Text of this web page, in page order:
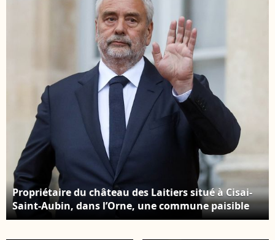
France. Le 8 juin 2024
© Jacovides-Moreau /
de "Dracula (Dracula -
L'Amore Perduto)" lors
de la 20ème édition du
festival du film de
Rome à l'Auditorium
Parco Della Musica. ( ©
PacificPressAgency /
Bestimage
Propriétaire du château des Laitiers situé à Cisai-
Saint-Aubin, dans l’Orne, une commune paisible
de 183 habitants, Luc Besson a enfin obtenu le